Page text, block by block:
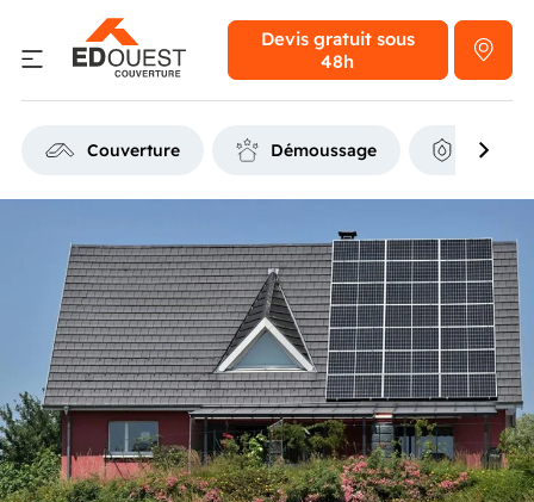
Devis gratuit sous
48h
Couverture Démoussage